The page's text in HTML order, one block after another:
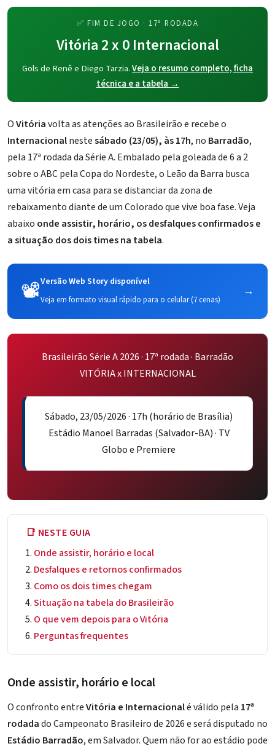
✅ FIM DE JOGO · 17ª RODADA
Vitória 2 x 0 Internacional
Gols de Renê e Diego Tarzia.Veja o resumo completo, ficha
técnica e a tabela →
OVitóriavolta as atenções ao Brasileirão e recebe o
Internacionalnestesábado (23/05), às 17h, no Barradão,
pela 17ª rodada da Série A. Embalado pela goleada de 6 a 2
sobre o ABC pela Copa do Nordeste, o Leão da Barra busca
uma vitória em casa para se distanciar da zona de
rebaixamento diante de um Colorado que vive boa fase. Veja
abaixo onde assistir, horário, os desfalques confirmados e
a situação dos dois times na tabela.
📽️Versão Web Story disponível
Veja em formato visual rápido para o celular (7 cenas)
→
Brasileirão Série A 2026 · 17ª rodada · Barradão
VITÓRIA x INTERNACIONAL
Sábado, 23/05/2026 · 17h (horário de Brasília)
Estádio Manoel Barradas (Salvador-BA) · TV
Globo e Premiere
📑 NESTE GUIA
Onde assistir, horário e local
Desfalques e retornos confirmados
Como os dois times chegam
Situação na tabela do Brasileirão
O que vem depois para o Vitória
Perguntas frequentes
Onde assistir, horário e local
O confronto entreVitória e Internacionalé válido pela 17ª
rodadado Campeonato Brasileiro de 2026 e será disputado no
Estádio Barradão, em Salvador. Quem não for ao estádio pode